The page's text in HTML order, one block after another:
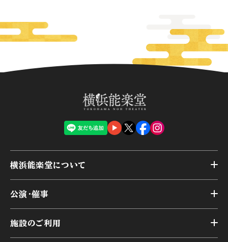
横浜能楽堂について
横浜能楽堂が取り組んだ事業
能舞台の歴史と特徴
公演・催事
施設のご利用